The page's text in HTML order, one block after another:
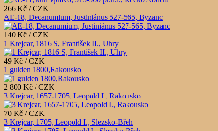
266 Kč / CZK
AE-18, Decanumium, Justiniánus 527-565, Byzanc
140 Kč / CZK
1 Krejcar, 1816 S, František II., Uhry
49 Kč / CZK
1 gulden 1800,Rakousko
2 800 Kč / CZK
3 Krejcar, 1657-1705, Leopold I., Rakousko
70 Kč / CZK
3 Krejcar, 1705, Leopold I., Slezsko-Břeh